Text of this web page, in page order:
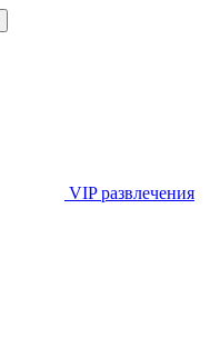
VIP развлечения